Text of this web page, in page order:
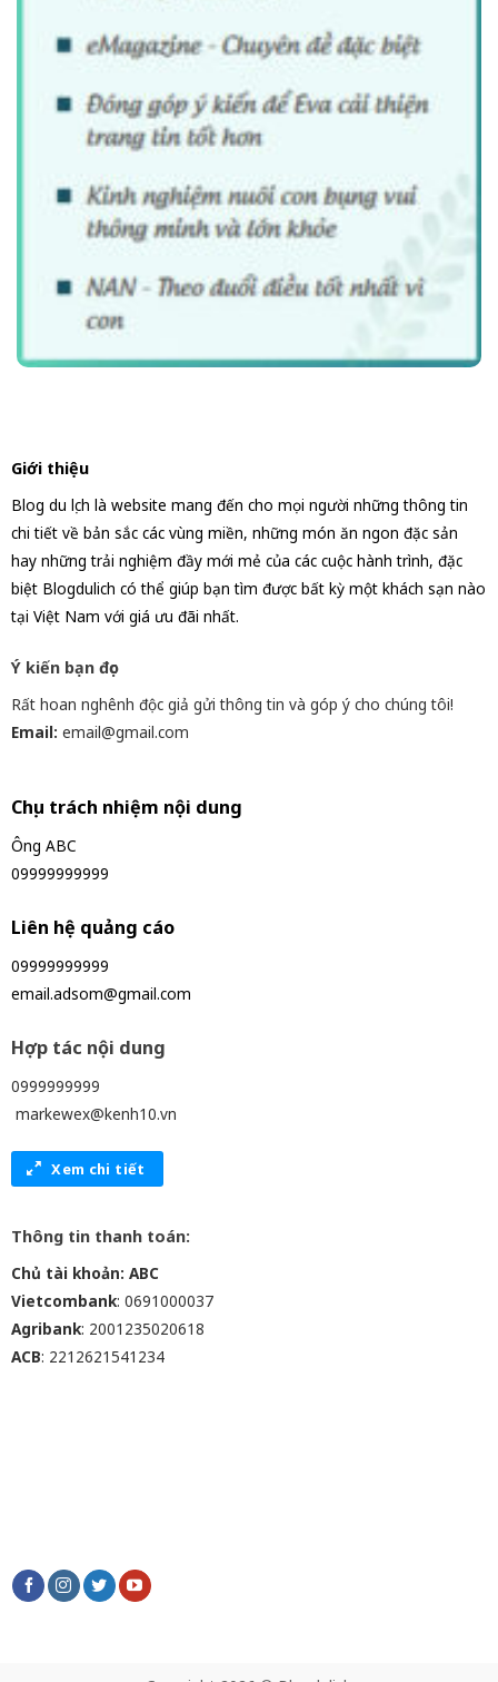
Giới thiệu
Blog du lịch là website mang đến cho mọi người những thông tin
chi tiết về bản sắc các vùng miền, những món ăn ngon đặc sản
hay những trải nghiệm đầy mới mẻ của các cuộc hành trình, đặc
biệt Blogdulich có thể giúp bạn tìm được bất kỳ một khách sạn nào
tại Việt Nam với giá ưu đãi nhất.
Ý kiến bạn đọc
Rất hoan nghênh độc giả gửi thông tin và góp ý cho chúng tôi!
Email: email@gmail.com
Chịu trách nhiệm nội dung
Ông ABC
09999999999
Liên hệ quảng cáo
09999999999
email.adsom@gmail.com
Hợp tác nội dung
0999999999
markewex@kenh10.vn
Xem chi tiết
Thông tin thanh toán:
Chủ tài khoản: ABC
Vietcombank: 0691000037
Agribank: 2001235020618
ACB: 2212621541234